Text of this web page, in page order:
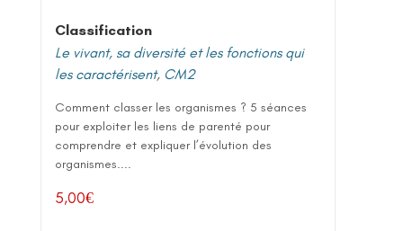
Classification
Le vivant, sa diversité et les fonctions qui
les caractérisent, CM2
Comment classer les organismes ? 5 séances
pour exploiter les liens de parenté pour
comprendre et expliquer l’évolution des
organismes....
5,00€